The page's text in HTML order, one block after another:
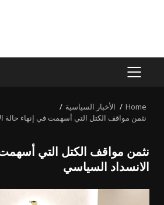
PRIMARY
Home
الأخبار السياسية
نثمن مواقف الكتل التي أسهمت في إنهاء حالة
نثمن مواقف الكتل التي أسهمت
الانسداد السياسي